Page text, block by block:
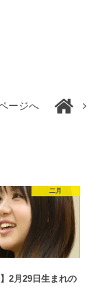
ージへ
二月
】2月29日生まれの